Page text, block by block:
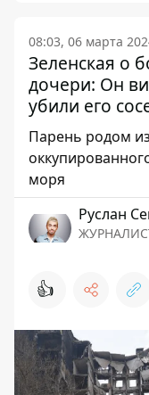
08:03, 06 марта
Зеленская о
дочери: Он
убили его
Парень родом
моря
Руслан
👍